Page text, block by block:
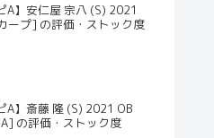
A】安仁屋 宗八 (S) 2021
ープ] の評価・ストック度
A】斎藤 隆 (S) 2021 OB
の評価・ストック度